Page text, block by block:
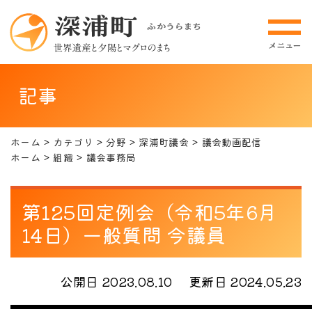
記事
ホーム カテゴリ 分野 深浦町議会
議会動画配信
ホーム
組織 議会事務局
第125回定例会（令和5年6月
14日）一般質問 今議員
公開日 2023.08.10 更新日 2024.05.23